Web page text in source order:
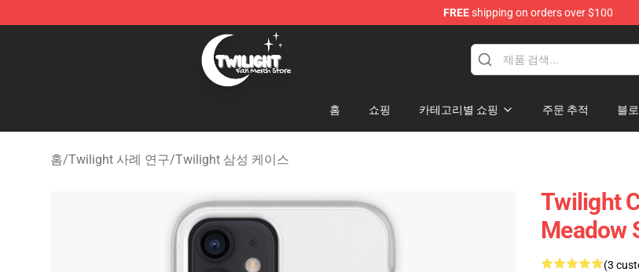
FREEshipping on orders over $100
Twilight Store - Official Twilight Merchandise Shop
홈 쇼핑 카테고리별 쇼핑 주문 추적 블
홈/Twilight 사례 연구/Twilight 삼성 케이스
Twilight
Meadow
(3